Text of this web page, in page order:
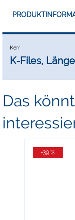
Kerr
K-Files,
Das
-39 %